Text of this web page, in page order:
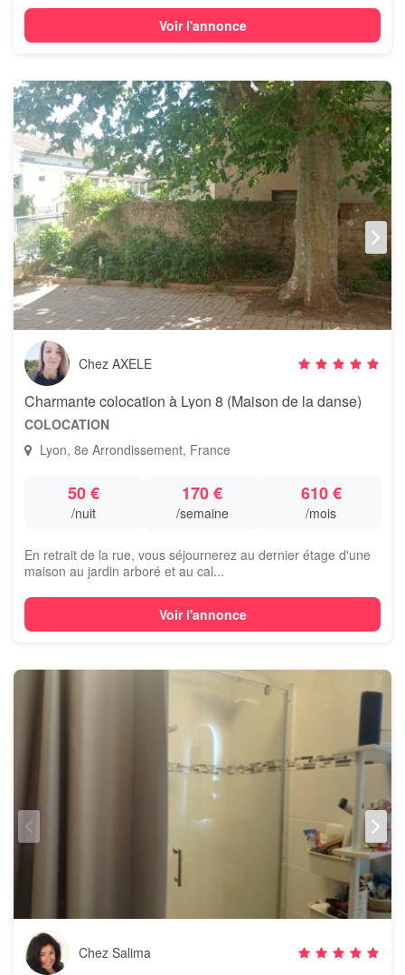
Voir l'annonce
Chez AXELE
Charmante colocation à Lyon 8 (Maison de la danse)
COLOCATION
Lyon, 8e Arrondissement, France
50 €
/nuit
170 €
/semaine
610 €
/mois
En retrait de la rue, vous séjournerez au dernier étage d'une
maison au jardin arboré et au cal...
Voir l'annonce
Chez Salima